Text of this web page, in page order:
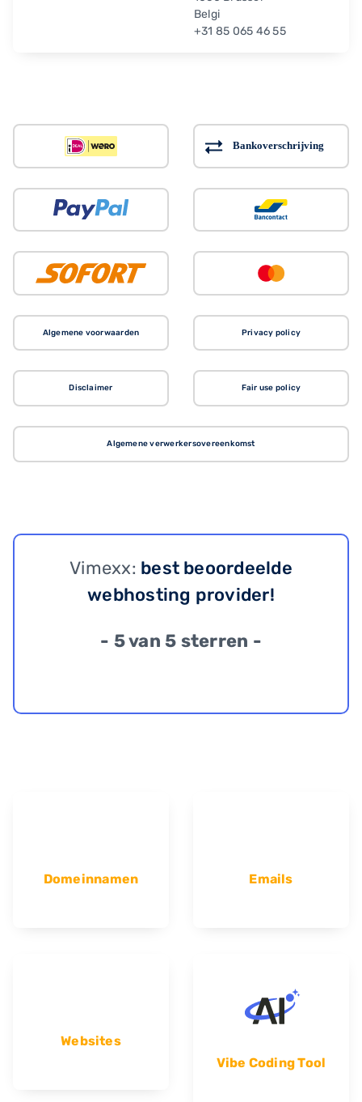
Belgi
+31 85 065 46 55
Algemene voorwaarden Privacy policy
Disclaimer Fair use policy
Algemene verwerkersovereenkomst
Vimexx: best beoordeelde
webhosting provider!
- 5 van 5 sterren -
Domeinnamen Emails
Websites
Vibe Coding Tool